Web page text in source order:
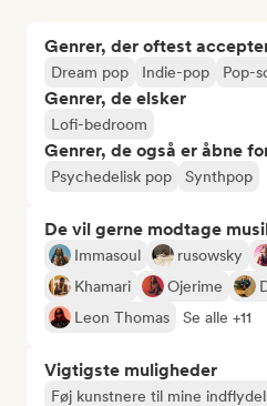
Genrer, der oftest
Dream pop Indie-pop Pop-
Genrer, de elsker
Lofi-bedroom
Genrer, de også er åbne
Psychedelisk pop Synthpop
De vil gerne modtage
Immasoul rusowsky
Khamari
Ojerime
Leon Thomas
Se alle +11
Vigtigste muligheder
Føj kunstnere til mine